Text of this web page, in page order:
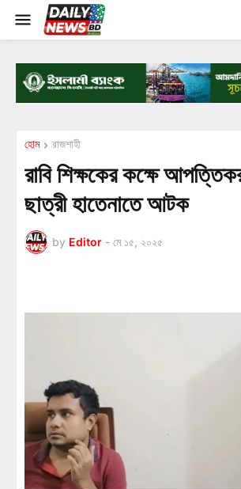
হোম রাজশাহী
রাবি শিক্ষকের কক্ষে
ছাত্রী হাতেনাতে আটক
by Editor - মে ১৫, ২০২৫